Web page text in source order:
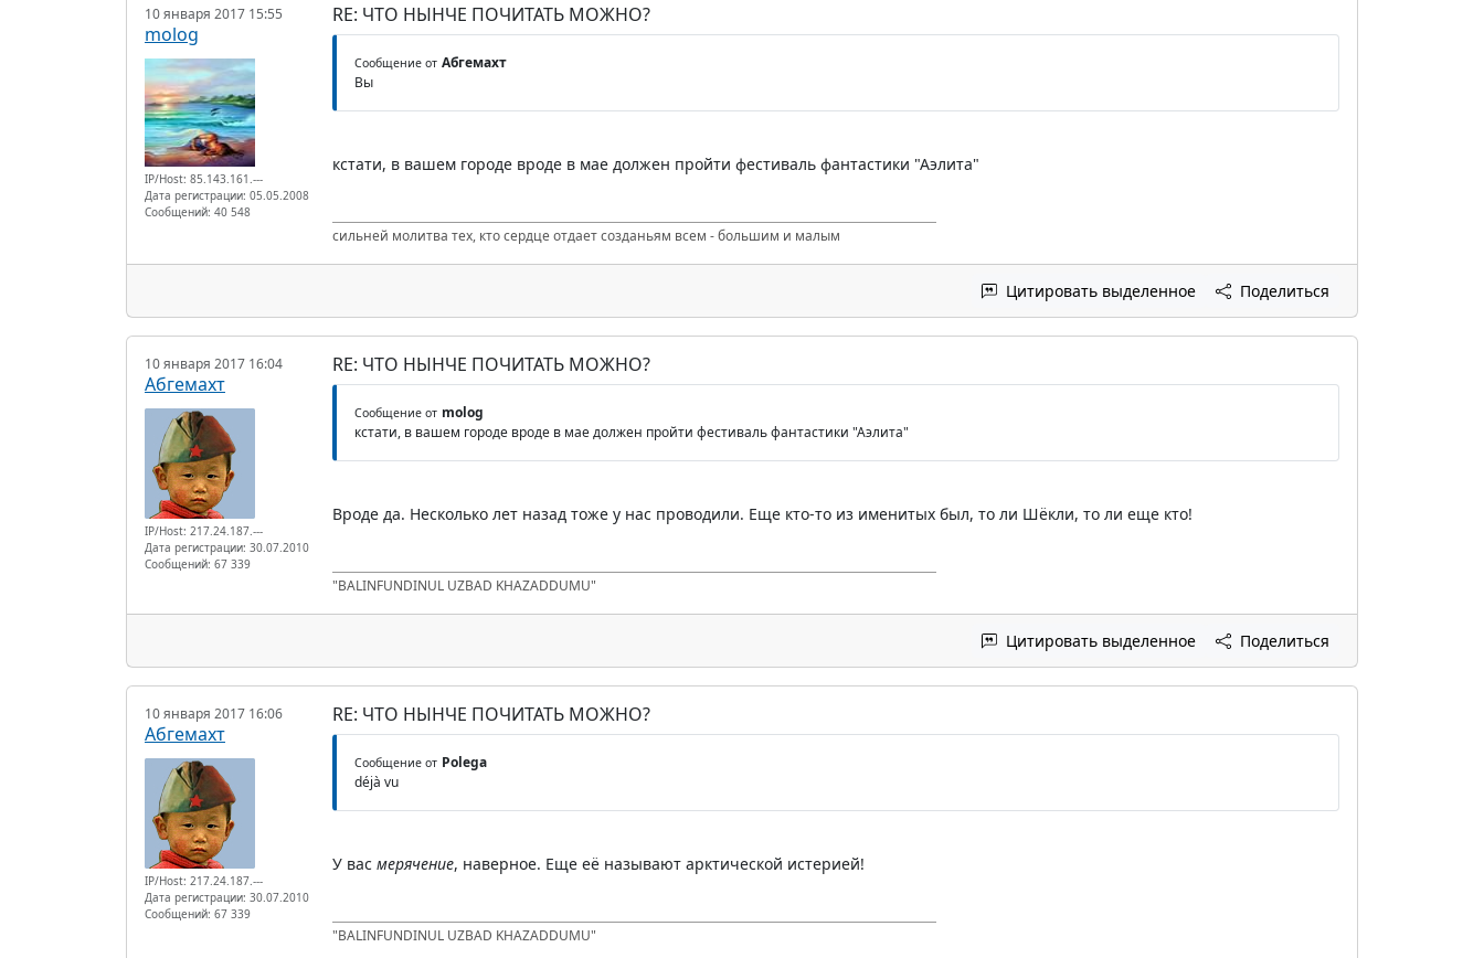
10 января 2017 15:55
molog
IP/Host: 85.143.161.---
Дата регистрации: 05.05.2008
Сообщений: 40 548
RE: ЧТО НЫНЧЕ ПОЧИТАТЬ МОЖНО?
Сообщение от Абгемахт
Вы
кстати, в вашем городе вроде в мае должен пройти фестиваль фантастики "Аэлита"
сильней молитва тех, кто сердце отдает созданьям всем - большим и малым
Цитировать выделенное Поделиться
10 января 2017 16:04
Абгемахт
IP/Host: 217.24.187.---
Дата регистрации: 30.07.2010
Сообщений: 67 339
RE: ЧТО НЫНЧЕ ПОЧИТАТЬ МОЖНО?
Сообщение от molog
кстати, в вашем городе вроде в мае должен пройти фестиваль фантастики "Аэлита"
Вроде да. Несколько лет назад тоже у нас проводили. Еще кто-то из именитых был, то ли Шёкли, то ли еще кто!
"BALINFUNDINUL UZBAD KHAZADDUMU"
Цитировать выделенное Поделиться
10 января 2017 16:06
Абгемахт
IP/Host: 217.24.187.---
Дата регистрации: 30.07.2010
Сообщений: 67 339
RE: ЧТО НЫНЧЕ ПОЧИТАТЬ МОЖНО?
Сообщение от Polega
déjà vu
У вас мерячение, наверное. Еще её называют арктической истерией!
"BALINFUNDINUL UZBAD KHAZADDUMU"